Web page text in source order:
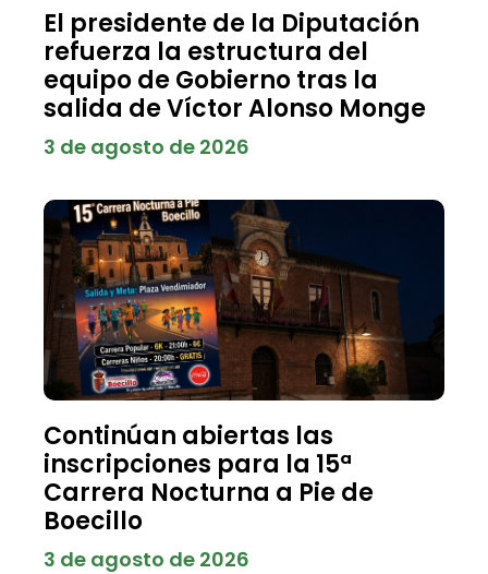
El presidente de la Diputación
refuerza la estructura del
equipo de Gobierno tras la
salida de Víctor Alonso Monge
3 de agosto de 2026
Continúan abiertas las
inscripciones para la 15ª
Carrera Nocturna a Pie de
Boecillo
3 de agosto de 2026